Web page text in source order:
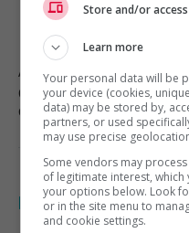
Emballeur /
Anjou, QC
Commerce et offres de
diverses
Préposée à
plein19.40$/h
Store and/or
Learn more
Your personal data will be
your device (cookies,
data) may be stored by,
partners, or used
may use precise
Some vendors may
of legitimate interest,
your options below. Look
or in the site menu to
and cookie settings.